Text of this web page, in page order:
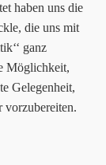
haben uns die
die uns mit
ganz
Möglichkeit,
Gelegenheit,
vorzubereiten.